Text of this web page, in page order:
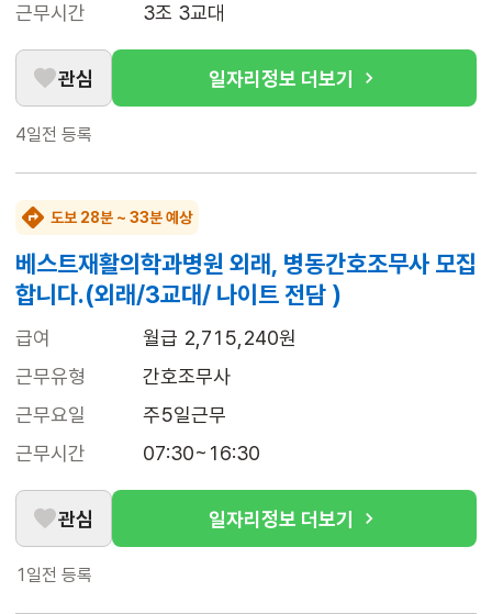
근무시간
3조 3교대
관심 일자리정보 더보기
4일전 등록
도보 28분 ~ 33분 예상
베스트재활의학과병원 외래, 병동간호조무사 모집
합니다.(외래/3교대/ 나이트 전담 )
급여
월급 2,715,240원
근무유형
간호조무사
근무요일
주5일근무
근무시간
07:30~16:30
관심 일자리정보 더보기
1일전 등록